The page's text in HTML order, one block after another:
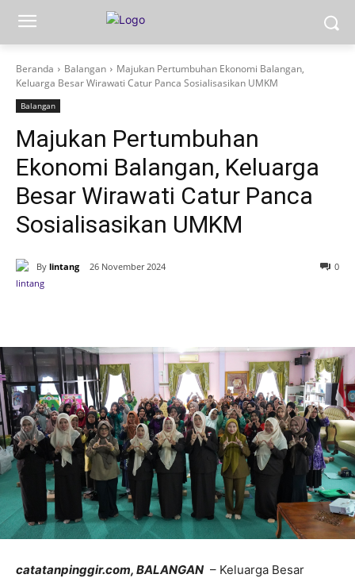
Beranda Balangan
Majukan Pertumbuhan Ekonomi Balangan,
Keluarga Besar Wirawati Catur Panca Sosialisasikan UMKM
Balangan
Majukan Pertumbuhan
Ekonomi Balangan, Keluarga
Besar Wirawati Catur Panca
Sosialisasikan UMKM
By lintang 26 November 2024 0
catatanpinggir.com, BALANGAN – Keluarga Besar